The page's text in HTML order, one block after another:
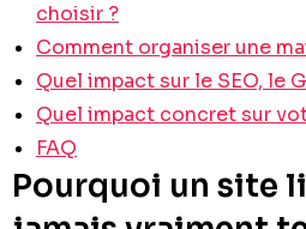
choisir ?
Comment organiser une
Quel impact sur le SEO, le
Quel impact concret sur
FAQ
Pourquoi un site